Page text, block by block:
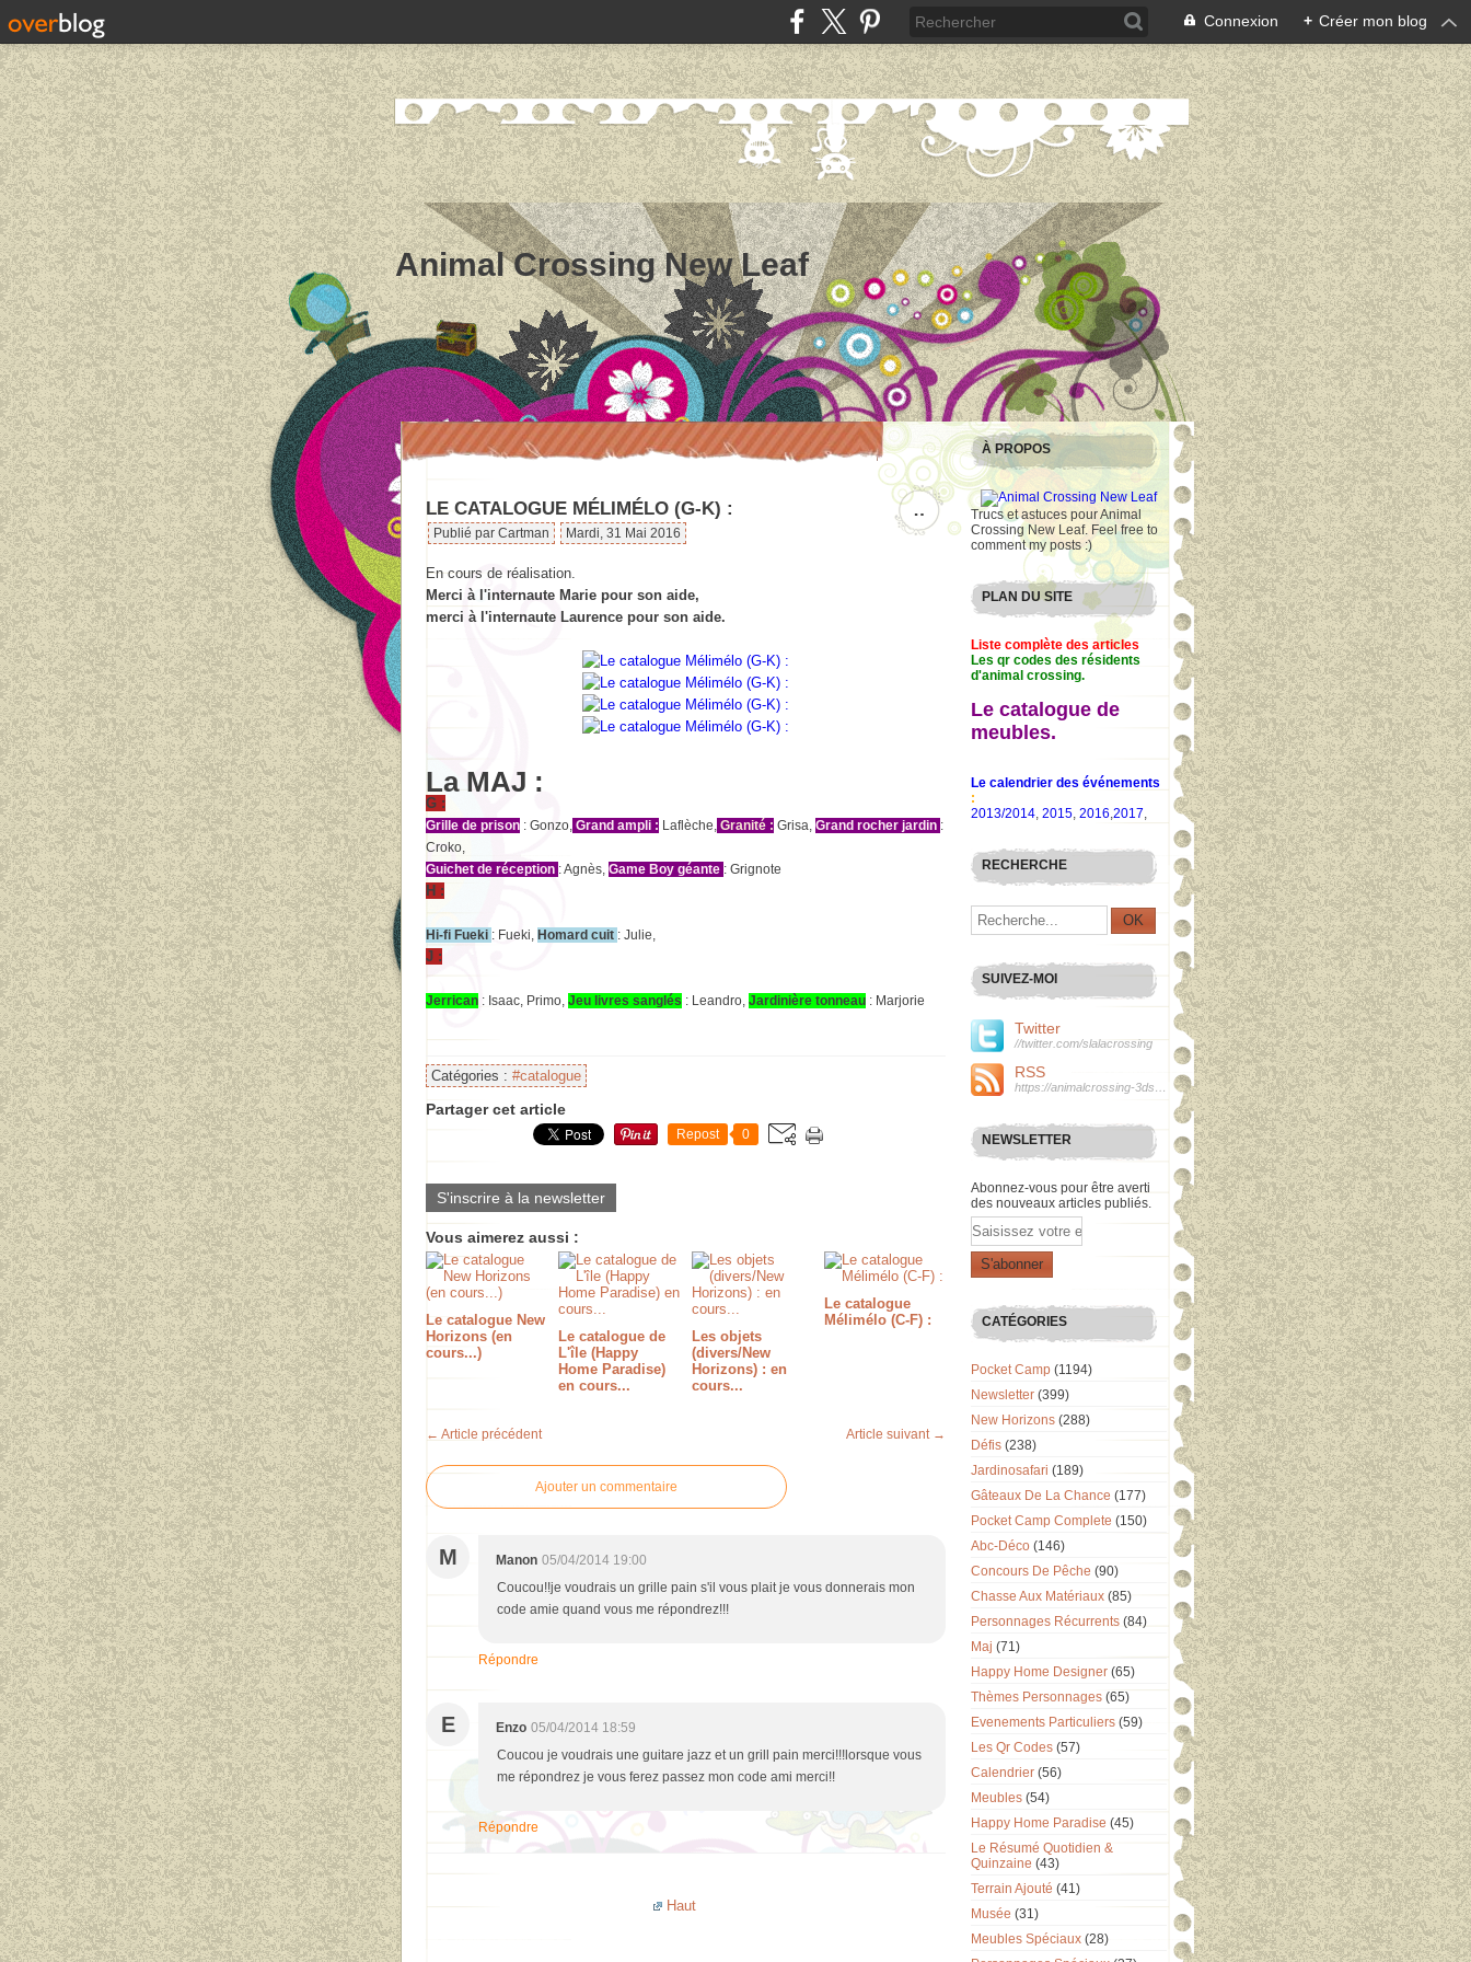
Connexion + Créer mon blog
Animal Crossing New Leaf
…
LE CATALOGUE MÉLIMÉLO (G-K) :
Publié par Cartman Mardi, 31 Mai 2016
En cours de réalisation.
Merci à l'internaute Marie pour son aide,
merci à l'internaute Laurence pour son aide.
La MAJ :
G :
Grille de prison : Gonzo, Grand ampli : Laflèche, Granité : Grisa, Grand rocher jardin :
Croko,
Guichet de réception : Agnès, Game Boy géante : Grignote
H :
Hi-fi Fueki : Fueki, Homard cuit : Julie,
J :
Jerrican : Isaac, Primo, Jeu livres sanglés : Leandro, Jardinière tonneau : Marjorie
Catégories : #catalogue
Partager cet article
Repost 0
S'inscrire à la newsletter
Vous aimerez aussi :
Le catalogue New
Horizons (en
cours...)
Le catalogue de
L'île (Happy
Home Paradise)
en cours...
Les objets
(divers/New
Horizons) : en
cours...
Le catalogue
Mélimélo (C-F) :
← Article précédent Article suivant →
Ajouter un commentaire
M Manon 05/04/2014 19:00
Coucou!!je voudrais un grille pain s'il vous plait je vous donnerais mon
code amie quand vous me répondrez!!!
Répondre
E Enzo 05/04/2014 18:59
Coucou je voudrais une guitare jazz et un grill pain merci!!!lorsque vous
me répondrez je vous ferez passez mon code ami merci!!
Répondre
Haut
À PROPOS
Trucs et astuces pour Animal
Crossing New Leaf. Feel free to
comment my posts :)
PLAN DU SITE
Liste complète des articles
Les qr codes des résidents
d'animal crossing.
Le catalogue de
meubles.
Le calendrier des événements
:
2013/2014, 2015, 2016,2017,
RECHERCHE
SUIVEZ-MOI
Twitter
//twitter.com/slalacrossing
RSS
NEWSLETTER
Abonnez-vous pour être averti
des nouveaux articles publiés.
Email
CATÉGORIES
Pocket Camp (1194)
Newsletter (399)
New Horizons (288)
Défis (238)
Jardinosafari (189)
Gâteaux De La Chance (177)
Pocket Camp Complete (150)
Abc-Déco (146)
Concours De Pêche (90)
Chasse Aux Matériaux (85)
Personnages Récurrents (84)
Maj (71)
Happy Home Designer (65)
Thèmes Personnages (65)
Evenements Particuliers (59)
Les Qr Codes (57)
Calendrier (56)
Meubles (54)
Happy Home Paradise (45)
Le Résumé Quotidien &
Quinzaine (43)
Terrain Ajouté (41)
Musée (31)
Meubles Spéciaux (28)